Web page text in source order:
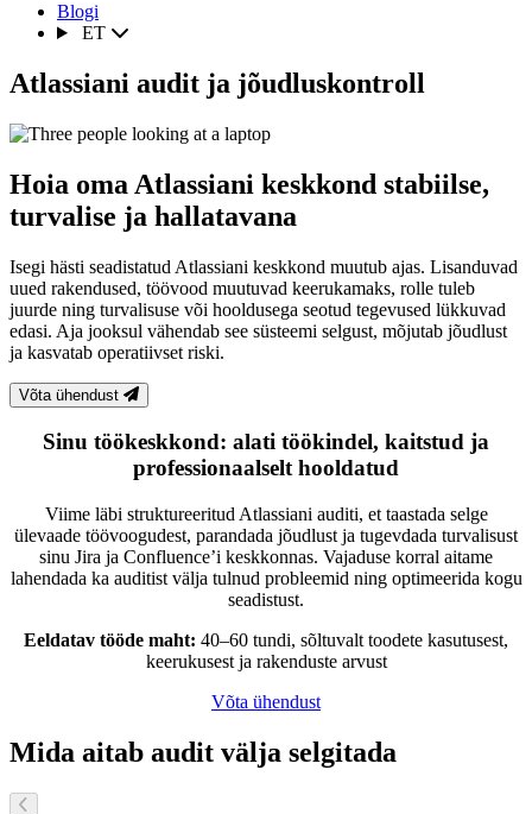
Blogi
ET
Atlassiani audit ja jõudluskontroll
Hoia oma Atlassiani keskkond stabiilse,
turvalise ja hallatavana
Isegi hästi seadistatud Atlassiani keskkond muutub ajas. Lisanduvad
uued rakendused, töövood muutuvad keerukamaks, rolle tuleb
juurde ning turvalisuse või hooldusega seotud tegevused lükkuvad
edasi. Aja jooksul vähendab see süsteemi selgust, mõjutab jõudlust
ja kasvatab operatiivset riski.
Võta ühendust
Sinu töökeskkond: alati töökindel, kaitstud ja
professionaalselt hooldatud
Viime läbi struktureeritud Atlassiani auditi, et taastada selge
ülevaade töövoogudest, parandada jõudlust ja tugevdada turvalisust
sinu Jira ja Confluence’i keskkonnas. Vajaduse korral aitame
lahendada ka auditist välja tulnud probleemid ning optimeerida kogu
seadistust.
Eeldatav tööde maht: 40–60 tundi, sõltuvalt toodete kasutusest,
keerukusest ja rakenduste arvust
Võta ühendust
Mida aitab audit välja selgitada